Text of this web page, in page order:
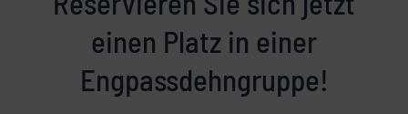
einen Platz in einer
Engpassdehngruppe!